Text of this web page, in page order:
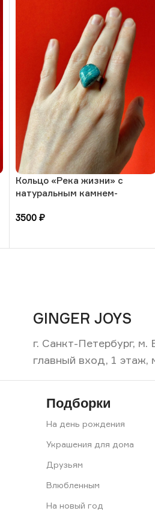
Кольцо «Река жизни» с
натуральным камнем-
3500 ₽
GINGER JOYS
г. Санкт-Петербург,
главный вход, 1
Подборки
На день рождения
Украшения для дома
Друзьям
Влюбленным
На новый год